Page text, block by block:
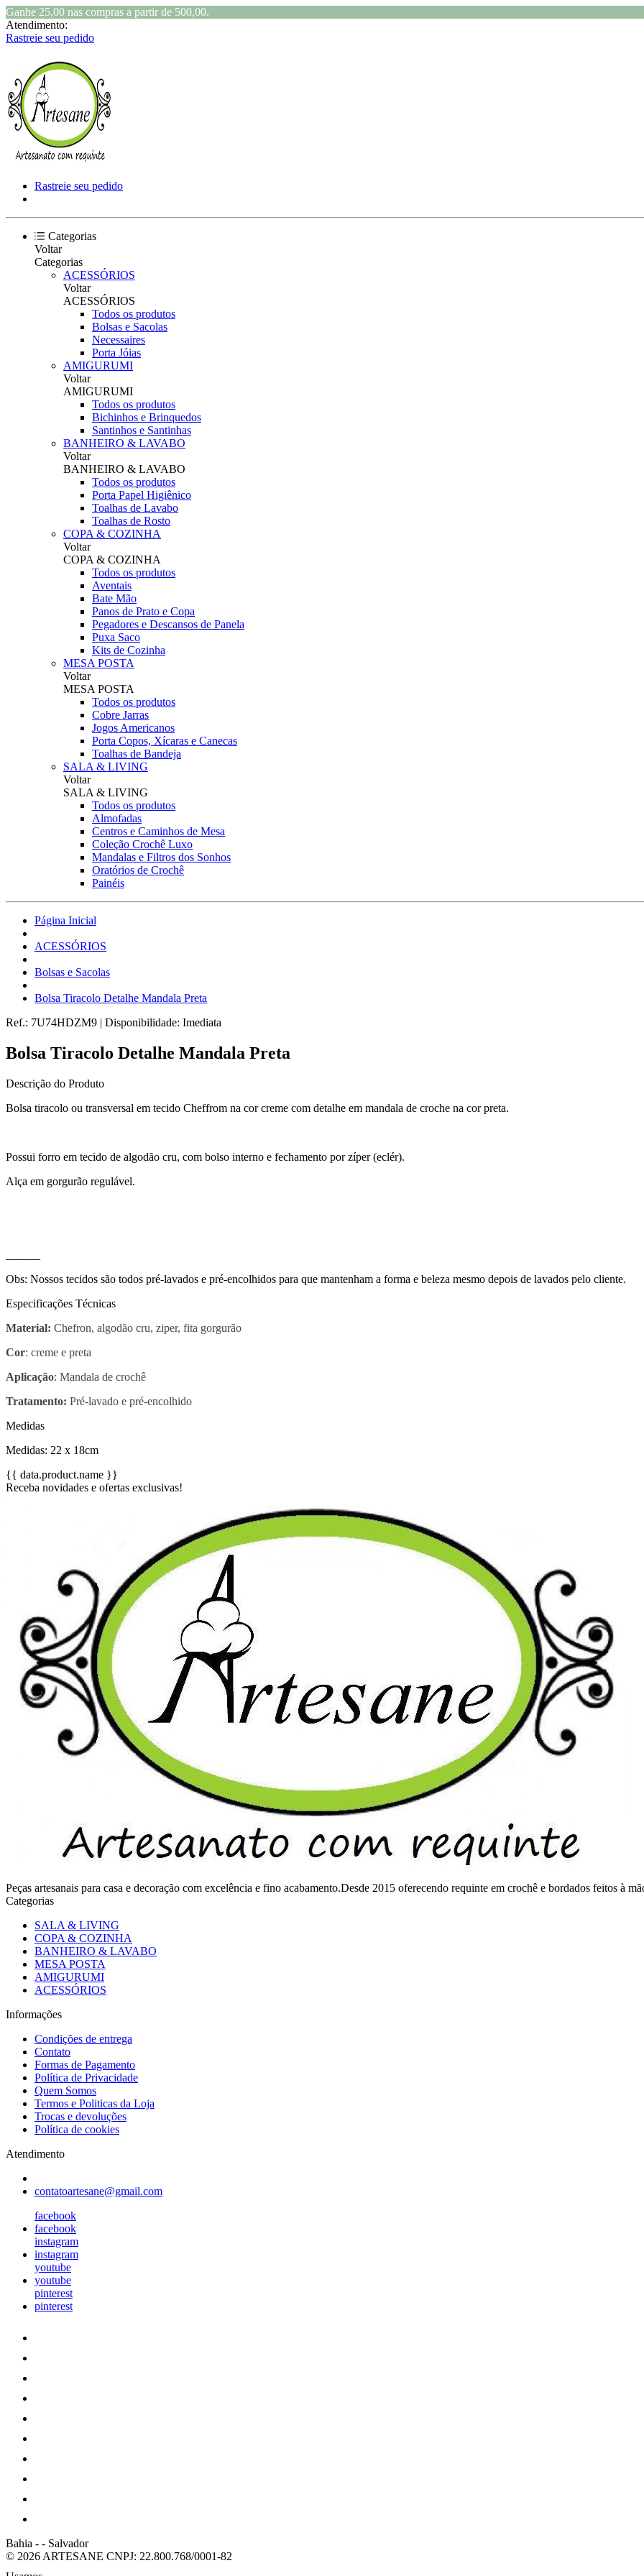
Ganhe 25,00 nas compras a partir de 500,00.
Atendimento:
Rastreie seu pedido
Rastreie seu pedido
Categorias
Voltar
Categorias
ACESSÓRIOS
Voltar
ACESSÓRIOS
Todos os produtos
Bolsas e Sacolas
Necessaires
Porta Jóias
AMIGURUMI
Voltar
AMIGURUMI
Todos os produtos
Bichinhos e Brinquedos
Santinhos e Santinhas
BANHEIRO & LAVABO
Voltar
BANHEIRO & LAVABO
Todos os produtos
Porta Papel Higiênico
Toalhas de Lavabo
Toalhas de Rosto
COPA & COZINHA
Voltar
COPA & COZINHA
Todos os produtos
Aventais
Bate Mão
Panos de Prato e Copa
Pegadores e Descansos de Panela
Puxa Saco
Kits de Cozinha
MESA POSTA
Voltar
MESA POSTA
Todos os produtos
Cobre Jarras
Jogos Americanos
Porta Copos, Xícaras e Canecas
Toalhas de Bandeja
SALA & LIVING
Voltar
SALA & LIVING
Todos os produtos
Almofadas
Centros e Caminhos de Mesa
Coleção Crochê Luxo
Mandalas e Filtros dos Sonhos
Oratórios de Crochê
Painéis
Página Inicial
ACESSÓRIOS
Bolsas e Sacolas
Bolsa Tiracolo Detalhe Mandala Preta
Ref.: 7U74HDZM9 | Disponibilidade: Imediata
Bolsa Tiracolo Detalhe Mandala Preta
Descrição do Produto
Bolsa tiracolo ou transversal em tecido Cheffrom na cor creme com detalhe em mandala de croche na cor preta.
Possui forro em tecido de algodão cru, com bolso interno e fechamento por zíper (eclér).
Alça em gorgurão regulável.
Obs: Nossos tecidos são todos pré-lavados e pré-encolhidos para que mantenham a forma e beleza mesmo depois de lavados pelo cliente.
Especificações Técnicas
Material: Chefron, algodão cru, ziper, fita gorgurão
Cor: creme e preta
Aplicação: Mandala de crochê
Tratamento: Pré-lavado e pré-encolhido
Medidas
Medidas: 22 x 18cm
{{ data.product.name }}
Receba novidades e ofertas exclusivas!
Peças artesanais para casa e decoração com excelência e fino acabamento.Desde 2015 oferecendo requinte em crochê e bordados feitos à
Categorias
SALA & LIVING
COPA & COZINHA
BANHEIRO & LAVABO
MESA POSTA
AMIGURUMI
ACESSÓRIOS
Informações
Condições de entrega
Contato
Formas de Pagamento
Política de Privacidade
Quem Somos
Termos e Politicas da Loja
Trocas e devoluções
Política de cookies
Atendimento
contatoartesane@gmail.com
facebook
facebook
instagram
instagram
youtube
youtube
pinterest
pinterest
Bahia - - Salvador
© 2026 ARTESANE CNPJ: 22.800.768/0001-82